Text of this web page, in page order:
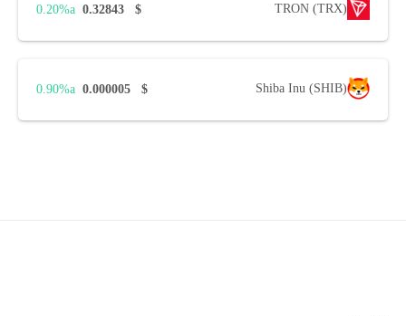
TRON (TRX)
$
0.32843
0.20%
Shiba Inu (SHIB)
$
0.000005
0.90%